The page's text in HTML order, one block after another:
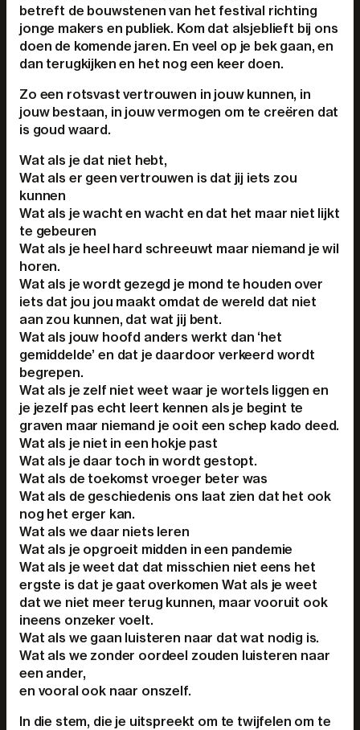
betreft de bouwstenen van het festival richting
jonge makers en publiek. Kom dat alsjeblieft bij ons
doen de komende jaren. En veel op je bek gaan, en
dan terugkijken en het nog een keer doen.
Zo een rotsvast vertrouwen in jouw kunnen, in
jouw bestaan, in jouw vermogen om te creëren dat
is goud waard.
Wat als je dat niet hebt,
Wat als er geen vertrouwen is dat jij iets zou
kunnen
Wat als je wacht en wacht en dat het maar niet lijkt
te gebeuren
Wat als je heel hard schreeuwt maar niemand je wil
horen.
Wat als je wordt gezegd je mond te houden over
iets dat jou jou maakt omdat de wereld dat niet
aan zou kunnen, dat wat jij bent.
Wat als jouw hoofd anders werkt dan ‘het
gemiddelde’ en dat je daardoor verkeerd wordt
begrepen.
Wat als je zelf niet weet waar je wortels liggen en
je jezelf pas echt leert kennen als je begint te
graven maar niemand je ooit een schep kado deed.
Wat als je niet in een hokje past
Wat als je daar toch in wordt gestopt.
Wat als de toekomst vroeger beter was
Wat als de geschiedenis ons laat zien dat het ook
nog het erger kan.
Wat als we daar niets leren
Wat als je opgroeit midden in een pandemie
Wat als je weet dat dat misschien niet eens het
ergste is dat je gaat overkomen Wat als je weet
dat we niet meer terug kunnen, maar vooruit ook
ineens onzeker voelt.
Wat als we gaan luisteren naar dat wat nodig is.
Wat als we zonder oordeel zouden luisteren naar
een ander,
en vooral ook naar onszelf.
In die stem, die je uitspreekt om te twijfelen om te